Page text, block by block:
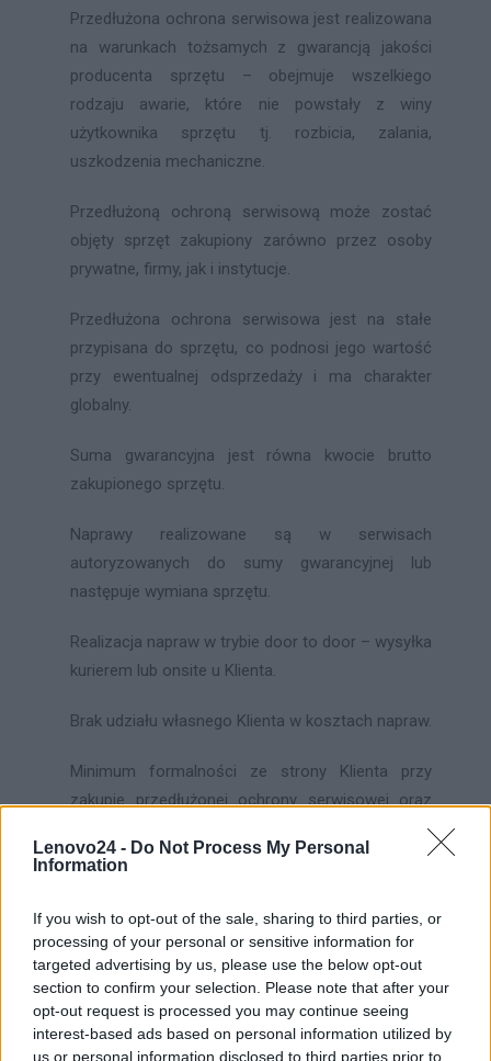
Lenovo24 - Do Not Process My Personal
Information
If you wish to opt-out of the sale, sharing to third parties, or
processing of your personal or sensitive information for
targeted advertising by us, please use the below opt-out
section to confirm your selection. Please note that after your
opt-out request is processed you may continue seeing
interest-based ads based on personal information utilized by
us or personal information disclosed to third parties prior to
Przedłużona ochrona serwisowa jest realizowana
na warunkach tożsamych z gwarancją jakości
producenta sprzętu – obejmuje wszelkiego
rodzaju awarie, które nie powstały z winy
użytkownika sprzętu tj. rozbicia, zalania,
uszkodzenia mechaniczne.
Przedłużoną ochroną serwisową może zostać
objęty sprzęt zakupiony zarówno przez osoby
prywatne, firmy, jak i instytucje.
Przedłużona ochrona serwisowa jest na stałe
przypisana do sprzętu, co podnosi jego wartość
przy ewentualnej odsprzedaży i ma charakter
globalny.
Suma gwarancyjna jest równa kwocie brutto
zakupionego sprzętu.
Naprawy realizowane są w serwisach
autoryzowanych do sumy gwarancyjnej lub
następuje wymiana sprzętu.
Realizacja napraw w trybie door to door – wysyłka
kurierem lub onsite u Klienta.
Brak udziału własnego Klienta w kosztach napraw.
Minimum formalności ze strony Klienta przy
zakupie przedłużonej ochrony serwisowej oraz
Warunki zakupu ochrony EasyProtect
Przedłużenie Gwarancji można nabyć zarówno
podczas transakcji dokonywanych w salonie jak i